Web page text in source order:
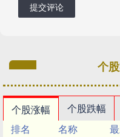
提交评论
个
个股涨幅 个股跌幅
排名
名称